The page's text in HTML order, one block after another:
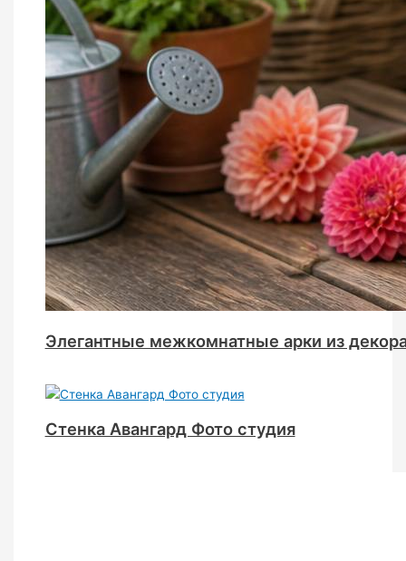
Элегантные межкомнатные арки из
Стенка Авангард Фото студия